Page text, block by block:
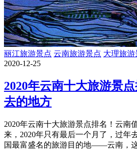
丽江旅游景点 云南旅游景点 大理旅游
2020-12-25
2020年云南十大旅游景
去的地方
2020年云南十大旅游景点排名！云南
来，2020年只有最后一个月了，过年
国最富盛名的旅游目的地——云南，